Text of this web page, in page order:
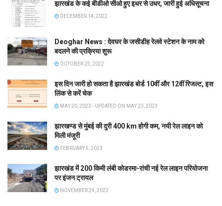
झारखंड के कई बीडीओ सीओ हुए इधर से उधर, जारी हुई अधिसूचना
DECEMBER 14, 2022
Deoghar News : देवघर के जसीडीह रेलवे स्टेशन के नाम को
बदलने की प्रक्रिया शुरू
OCTOBER 25, 2022
इस दिन जारी हो सकता है झारखंड बोर्ड 10वीं और 12वीं रिजल्ट, इस
लिंक से करें चेक
MAY 20, 2023 - UPDATED ON MAY 23, 2023
झारखण्ड से मुंबई की दुरी 400 km होगी कम, नयी रेल लाइन को
मिली मंजूरी
FEBRUARY 5, 2023
झारखंड में 200 किमी लंबी कोडरमा-रांची नई रेल लाइन परियोजना
पर इंजन ट्रायल
NOVEMBER 24, 2022